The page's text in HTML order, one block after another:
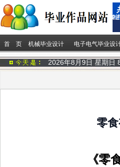
首 页 机械毕业设计 电子电气毕业设
2026年8月9日 星期日
零
《零